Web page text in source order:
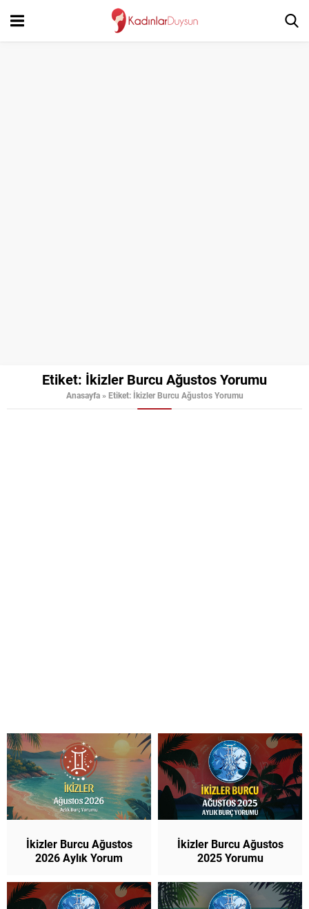
Etiket: İkizler Burcu Ağustos Yorumu
Anasayfa » Etiket: İkizler Burcu Ağustos Yorumu
İkizler Burcu Ağustos
2026 Aylık Yorum
İkizler Burcu Ağustos
2025 Yorumu